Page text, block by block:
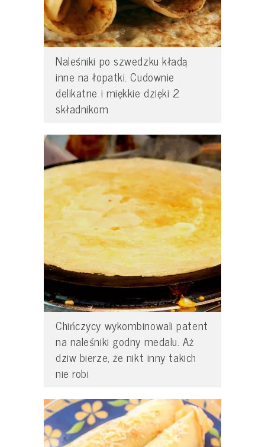
Naleśniki po szwedzku kładą
inne na łopatki. Cudownie
delikatne i miękkie dzięki 2
składnikom
Chińczycy wykombinowali patent
na naleśniki godny medalu. Aż
dziw bierze, że nikt inny takich
nie robi